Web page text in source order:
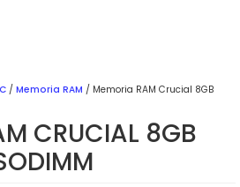
/ Memoria RAM / Memoria RAM Crucial 8GB
CRUCIAL 8GB